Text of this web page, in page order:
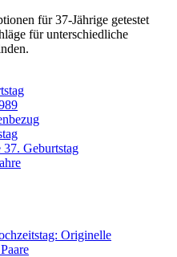
für 37-Jährige getestet
für unterschiedliche
Geburtstag
Originelle